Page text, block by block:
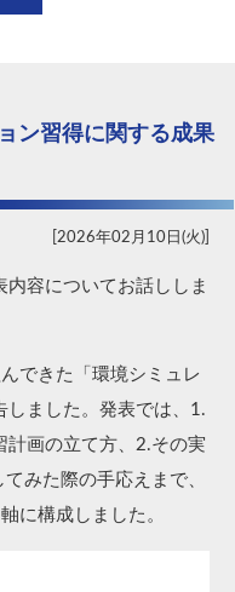
ン習得に関する成果
2026年02月10日(火)
容に​ついて​お話ししま
できた​「環境シミュレ
しました。​発表では、1.​
計画の​立て​方、​2.その​実
みた​際の​手応えまで、​
に​構成しました。​